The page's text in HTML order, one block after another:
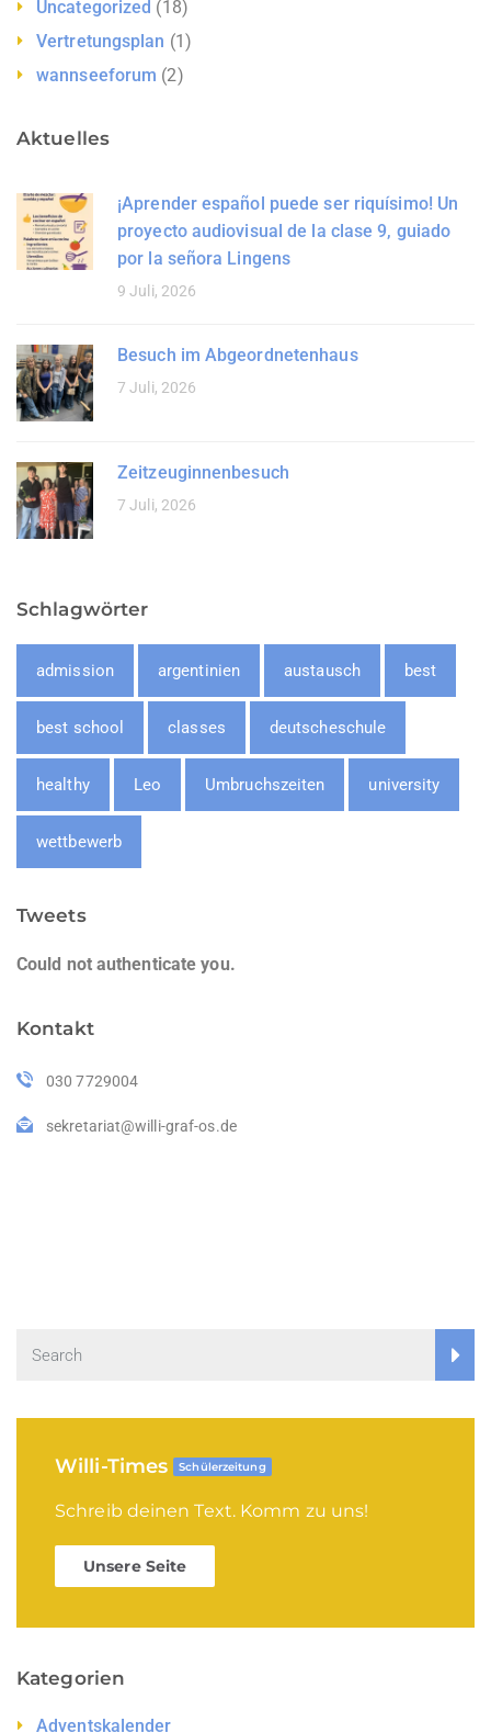
Uncategorized (18)
Vertretungsplan (1)
wannseeforum (2)
Aktuelles
¡Aprender español puede ser riquísimo! Un
proyecto audiovisual de la clase 9, guiado
por la señora Lingens
9 Juli, 2026
Besuch im Abgeordnetenhaus
7 Juli, 2026
Zeitzeuginnenbesuch
7 Juli, 2026
Schlagwörter
admission argentinien austausch best
best school classes deutscheschule
healthy Leo Umbruchszeiten university
wettbewerb
Tweets
Could not authenticate you.
Kontakt
030 7729004
sekretariat@willi-graf-os.de
Willi-Times Schülerzeitung
Schreib deinen Text. Komm zu uns!
Unsere Seite
Kategorien
Adventskalender